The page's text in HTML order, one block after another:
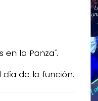
en la Panza".
de la función.